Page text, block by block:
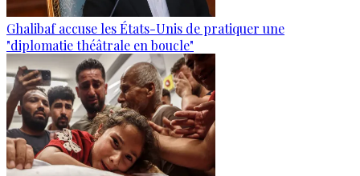
Ghalibaf accuse les États-Unis de pratiquer une
"diplomatie théâtrale en boucle"